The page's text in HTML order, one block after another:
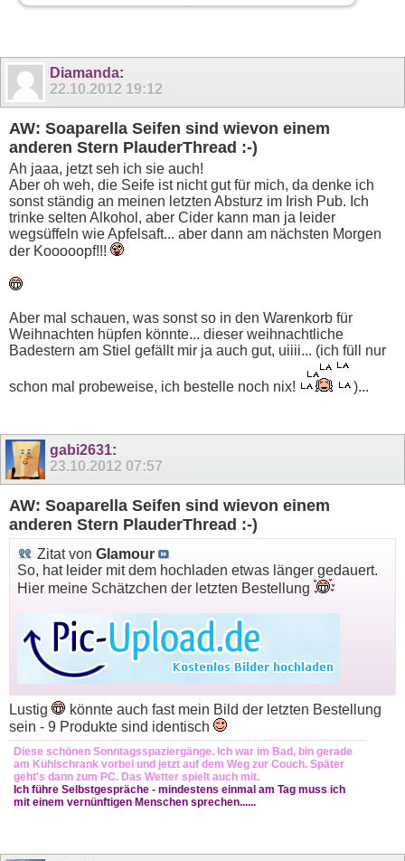
Diamanda:
22.10.2012 19:12
AW: Soaparella Seifen sind wievon einem
anderen Stern PlauderThread :-)
Ah jaaa, jetzt seh ich sie auch!
Aber oh weh, die Seife ist nicht gut für mich, da denke ich
sonst ständig an meinen letzten Absturz im Irish Pub. Ich
trinke selten Alkohol, aber Cider kann man ja leider
wegsüffeln wie Apfelsaft... aber dann am nächsten Morgen
der Kooooopf!!!
Aber mal schauen, was sonst so in den Warenkorb für
Weihnachten hüpfen könnte... dieser weihnachtliche
Badestern am Stiel gefällt mir ja auch gut, uiiii... (ich füll nur
schon mal probeweise, ich bestelle noch nix! )...
gabi2631:
23.10.2012 07:57
AW: Soaparella Seifen sind wievon einem
anderen Stern PlauderThread :-)
Zitat von Glamour
So, hat leider mit dem hochladen etwas länger gedauert.
Hier meine Schätzchen der letzten Bestellung
Lustig
könnte auch fast mein Bild der letzten Bestellung
sein - 9 Produkte sind identisch
Diese schönen Sonntagsspaziergänge. Ich war im Bad, bin gerade
am Kühlschrank vorbei und jetzt auf dem Weg zur Couch. Später
geht's dann zum PC. Das Wetter spielt auch mit.
Ich führe Selbstgespräche - mindestens einmal am Tag muss ich
mit einem vernünftigen Menschen sprechen......